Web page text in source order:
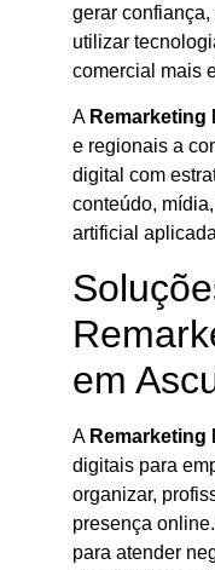
gerar
utilizar
comercial mais
A Remarketing
e regionais a
digital com
conteúdo,
artificial
em
A Remarketing
digitais para
organizar,
presença
para atender